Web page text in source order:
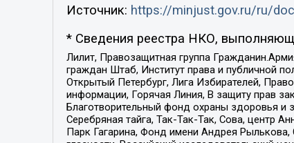
Источник: https://minjust.gov.ru/ru/
* Сведения реестра НКО,
Лилит, Правозащитная группа
граждан Штаб, Институт права и публичной
Открытый Петербург, Лига Избирателей,
информации, Горячая Линия, В защиту прав
Благотворительный фонд охраны здоровья
Серебряная тайга, Так-Так-Так, Сова, центр
Парк Гагарина, Фонд имени Андрея